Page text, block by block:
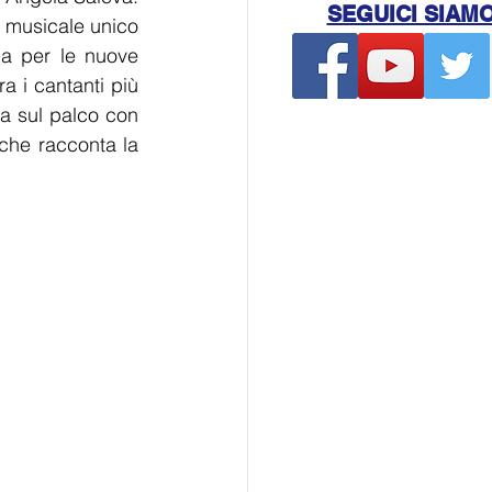
unico
per le nuove
i cantanti più
sul palco con
racconta la
SEGUICI